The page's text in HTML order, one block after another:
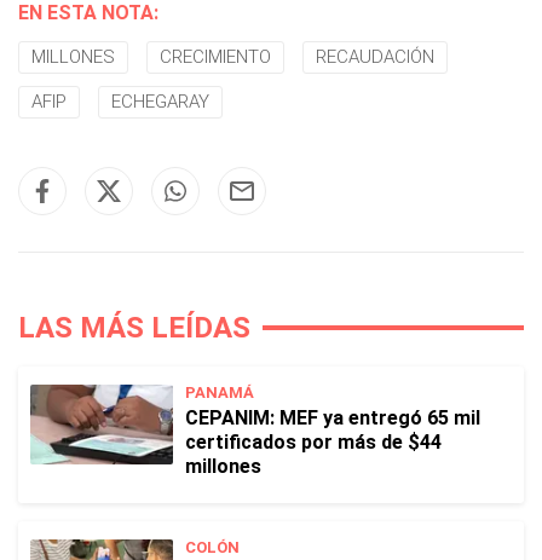
EN ESTA NOTA:
MILLONES CRECIMIENTO RECAUDACIÓN
AFIP ECHEGARAY
LAS MÁS LEÍDAS
PANAMÁ
CEPANIM: MEF ya entregó 65 mil
certificados por más de $44
millones
COLÓN